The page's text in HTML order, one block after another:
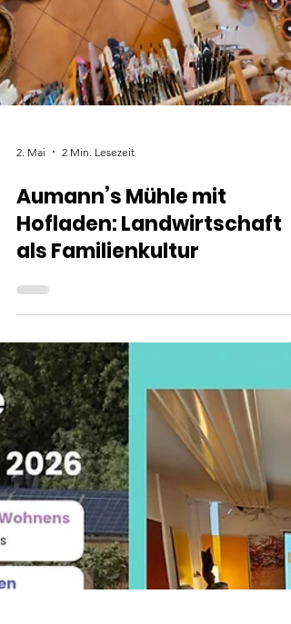
2. Mai 2 Min. Lesezeit
Aumann’s Mühle mit
Hofladen: Landwirtschaft
als Familienkultur